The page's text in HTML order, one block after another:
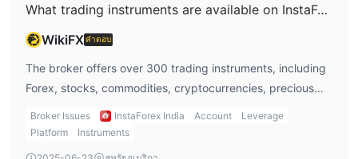
สามารถได้รับโบนัสโดยไม่ต้องลงทุน
What trading instruments are available on InstaForex India?
WikiFXคำตอบ
The broker offers over 300 trading instruments, including
Forex, stocks, commodities, cryptocurrencies, precious
metals, futures, and CFDs on assets like ETFs and bonds.
Broker Issues InstaForex India Account
Leverage
Platform
Instruments